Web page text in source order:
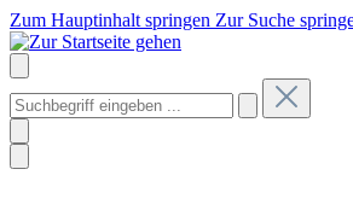
Zum Hauptinhalt springen Zur Suche